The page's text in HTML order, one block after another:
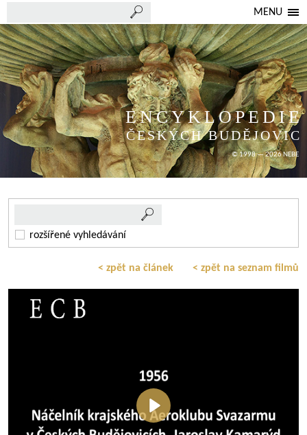
MENU
ENCYKLOPEDIE
ČESKÝCH BUDĚJOVIC
© 1998 — 2026 NEBE
rozšířené vyhledávání
< zpět na článek < zpět na seznam filmů
Přehrát